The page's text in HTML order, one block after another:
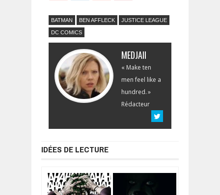
BATMAN BEN AFFLECK JUSTICE LEAGUE
DC COMICS
MEDJAII
« Make ten
men feel like a
hundred. »
Rédacteur
IDÉES DE LECTURE